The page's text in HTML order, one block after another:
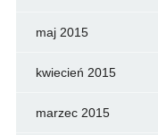
maj 2015
kwiecień 2015
marzec 2015